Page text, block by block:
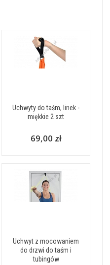
Uchwyty do taśm, linek -
miękkie 2 szt
69,00 zł
Uchwyt z mocowaniem
do drzwi do taśm i
tubingów